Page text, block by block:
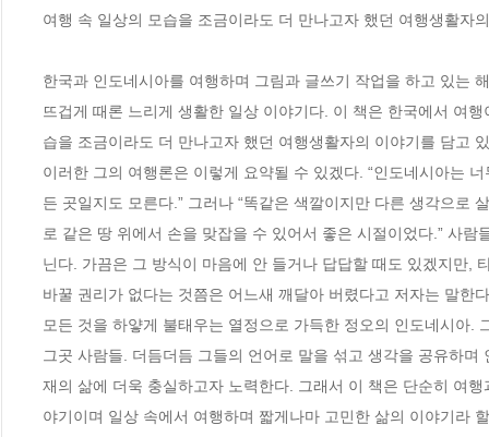
여행 속 일상의 모습을 조금이라도 더 만나고자 했던 여행생활자
한국과 인도네시아를 여행하며 그림과 글쓰기 작업을 하고 있는
뜨겁게 때론 느리게 생활한 일상 이야기다. 이 책은 한국에서 여
습을 조금이라도 더 만나고자 했던 여행생활자의 이야기를 담고
이러한 그의 여행론은 이렇게 요약될 수 있겠다. “인도네시아는
든 곳일지도 모른다.” 그러나 “똑같은 색깔이지만 다른 생각으
로 같은 땅 위에서 손을 맞잡을 수 있어서 좋은 시절이었다.” 사
닌다. 가끔은 그 방식이 마음에 안 들거나 답답할 때도 있겠지만,
바꿀 권리가 없다는 것쯤은 어느새 깨달아 버렸다고 저자는 말한
모든 것을 하얗게 불태우는 열정으로 가득한 정오의 인도네시아
그곳 사람들. 더듬더듬 그들의 언어로 말을 섞고 생각을 공유하
재의 삶에 더욱 충실하고자 노력한다. 그래서 이 책은 단순히 여
야기이며 일상 속에서 여행하며 짧게나마 고민한 삶의 이야기라